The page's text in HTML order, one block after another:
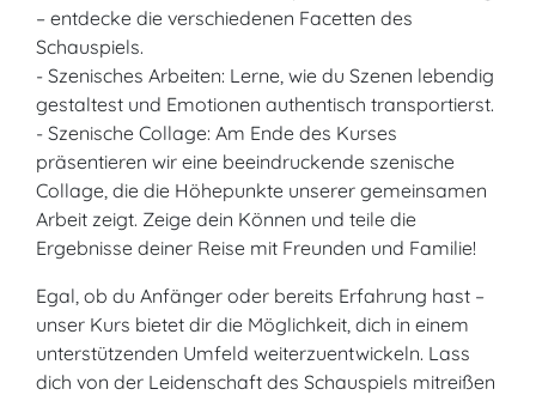
– entdecke die verschiedenen Facetten des
Schauspiels.
- Szenisches Arbeiten: Lerne, wie du Szenen lebendig
gestaltest und Emotionen authentisch transportierst.
- Szenische Collage: Am Ende des Kurses
präsentieren wir eine beeindruckende szenische
Collage, die die Höhepunkte unserer gemeinsamen
Arbeit zeigt. Zeige dein Können und teile die
Ergebnisse deiner Reise mit Freunden und Familie!
Egal, ob du Anfänger oder bereits Erfahrung hast –
unser Kurs bietet dir die Möglichkeit, dich in einem
unterstützenden Umfeld weiterzuentwickeln. Lass
dich von der Leidenschaft des Schauspiels mitreißen